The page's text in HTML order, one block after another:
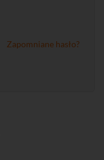
Zapomniane hasło?